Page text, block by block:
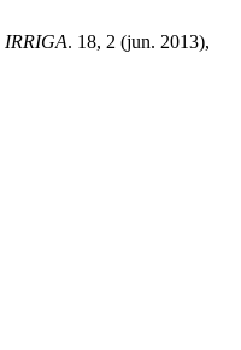
IRRIGA. 18, 2 (jun. 2013),